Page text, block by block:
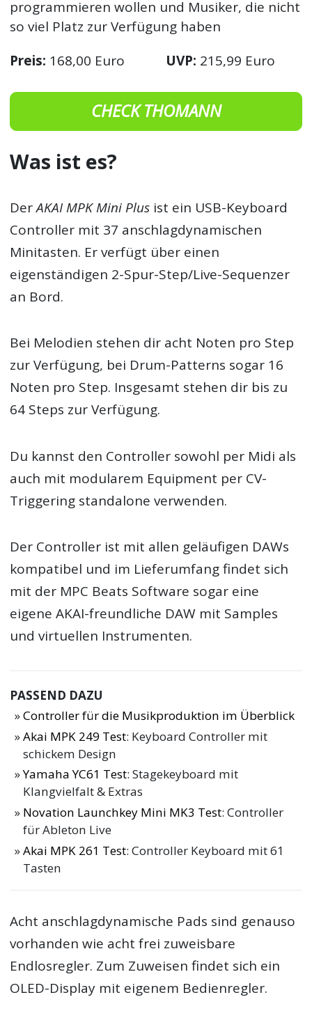
programmieren wollen und Musiker, die nicht
so viel Platz zur Verfügung haben
Preis: 168,00 Euro UVP: 215,99 Euro
CHECK THOMANN
Was ist es?
DerAKAI MPK Mini Plus ist ein USB-Keyboard
Controller mit 37 anschlagdynamischen
Minitasten. Er verfügt über einen
eigenständigen 2-Spur-Step/Live-Sequenzer
an Bord.
Bei Melodien stehen dir acht Noten pro Step
zur Verfügung, bei Drum-Patterns sogar 16
Noten pro Step. Insgesamt stehen dir bis zu
64 Steps zur Verfügung.
Du kannst den Controller sowohl per Midi als
auch mit modularem Equipment per CV-
Triggering standalone verwenden.
Der Controller ist mit allen geläufigen DAWs
kompatibel und im Lieferumfang findet sich
mit der MPC Beats Software sogar eine
eigene AKAI-freundliche DAW mit Samples
und virtuellen Instrumenten.
PASSEND DAZU
Controller für die Musikproduktion im Überblick
Akai MPK 249 Test: Keyboard Controller mit
schickem Design
Yamaha YC61 Test: Stagekeyboard mit
Klangvielfalt & Extras
Novation Launchkey Mini MK3 Test: Controller
für Ableton Live
Akai MPK 261 Test: Controller Keyboard mit 61
Tasten
Acht anschlagdynamische Pads sind genauso
vorhanden wie acht frei zuweisbare
Endlosregler. Zum Zuweisen findet sich ein
OLED-Display mit eigenem Bedienregler.